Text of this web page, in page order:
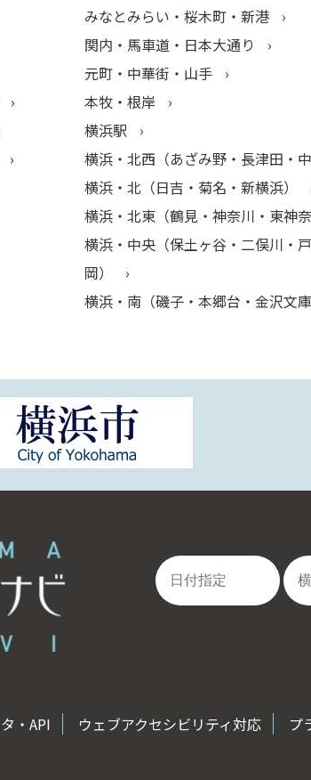
みなとみらい・桜木町・新港
関内・馬車道・日本大通り
元町・中華街・山手
本牧・根岸
横浜駅
横浜・北西（あざみ野・長津田・中
横浜・北（日吉・菊名・新横浜）
横浜・北東（鶴見・神奈川・東神奈
横浜・中央（保土ヶ谷・二俣川・
岡）
横浜・南（磯子・本郷台・金沢文庫
・API ウェブアクセシビリティ対応 プ